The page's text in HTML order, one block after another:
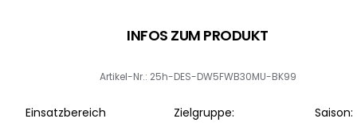
INFOS ZUM PRODUKT
Artikel-Nr.: 25h-DES-DW5FWB30MU-BK99
Einsatzbereich Zielgruppe: Saison: